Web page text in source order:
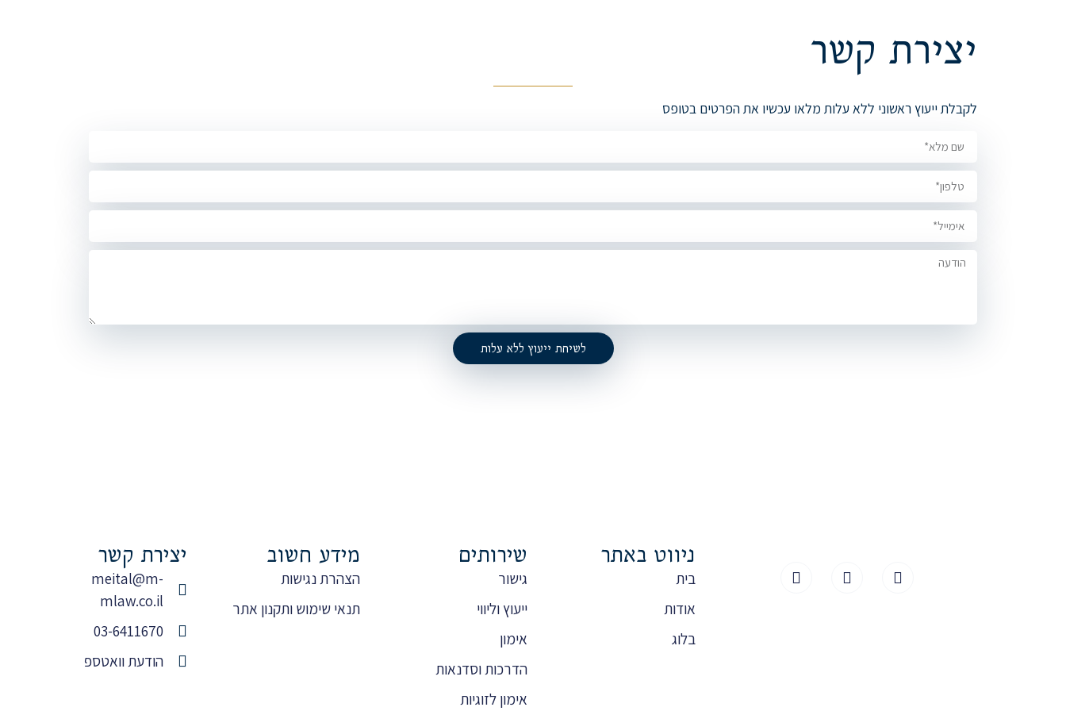
יצירת קשר
לקבלת ייעוץ ראשוני ללא עלות מלאו עכשיו את הפרטים בטופס
לשיחת ייעוץ ללא עלות
ניווט באתר
בית
אודות
בלוג
שירותים
גישור
ייעוץ וליווי
אימון
הדרכות וסדנאות
אימון לזוגיות
מידע חשוב
הצהרת נגישות
תנאי שימוש ותקנון אתר
יצירת קשר
meital@m-
mlaw.co.il
03-6411670
הודעת וואטספ